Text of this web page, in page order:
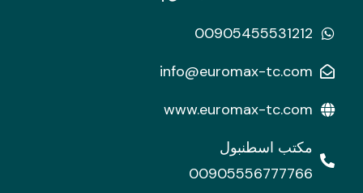
00905455531212
info@euromax-tc.com
www.euromax-tc.com
مكتب اسطنبول
00905556777766